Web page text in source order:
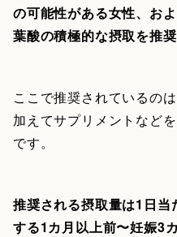
の可能性がある女性、お
葉酸の積極的な摂取を推
ここで推奨されているの
加えてサプリメントなど
です。
推奨される摂取量は1日
する1カ月以上前〜妊娠3